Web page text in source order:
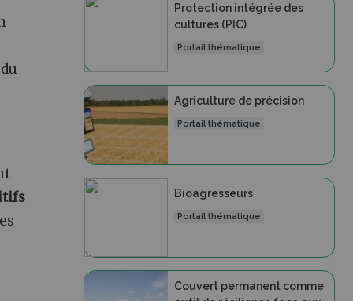
Protection intégrée des
cultures (PIC)
Portail thématique
Agriculture de précision
Portail thématique
Bioagresseurs
Portail thématique
Couvert permanent comme